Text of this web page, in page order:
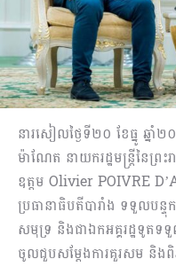
នារសៀលថ្ងៃទី២០ ខែធ្នូ ឆ្ន
ម៉ាណែត នាយករដ្ឋមន្ត្រីនៃព្រ
ឧត្តម Olivier POIVRE
ប្រធានាធិបតីបារាំង ទទួលបន្
សមុទ្រ និងជាឯកអគ្គរដ្ឋទូ
ចូលជួបសម្តែងការគួរសម និងពិ